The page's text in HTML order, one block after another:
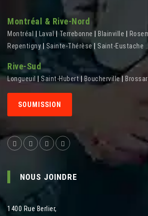
Montréal & Rive-Nord
Montréal Laval|Terrebonne Blainville
Repentigny| Sainte-Thérèse Saint-Eustache
Rive-Sud
Longueuil Saint-Hubert Boucherville|
SOUMISSION
NOUS JOINDRE
1400 Rue Berlier,